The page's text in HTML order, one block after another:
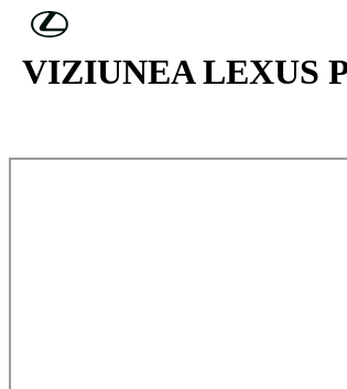
Skip to Main Content
VIZIUNEA LEXUS